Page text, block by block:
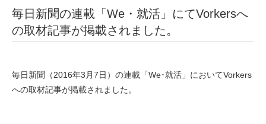
毎日新聞の連載「We・就活」にてVorkersへ
の取材記事が掲載されました。
毎日新聞（2016年3月7日）の連載「We･就活」においてVorkers
への取材記事が掲載されました。